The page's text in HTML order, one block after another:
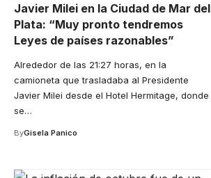
Javier Milei en la Ciudad de Mar del
Plata: “Muy pronto tendremos
Leyes de países razonables”
Alrededor de las 21:27 horas, en la
camioneta que trasladaba al Presidente
Javier Milei desde el Hotel Hermitage, donde
se…
ByGisela Panico